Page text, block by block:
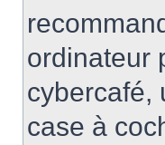
ordinateur
cybercafé,
case à